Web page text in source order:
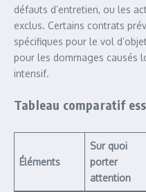
défauts d’entretien, ou les
exclus. Certains contrats
spécifiques pour le vol
pour les dommages causés
intensif.
Tableau comparatif
Éléments
Sur quoi
porter
attention